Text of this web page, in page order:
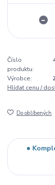
Číslo
produktu:
Výrobce:
Hlídat cenu /
Do oblíbených